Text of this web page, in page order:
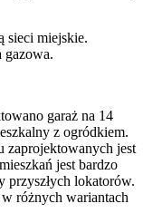
sieci miejskie.
gazowa.
garaż na 14
z ogródkiem.
zaprojektowanych jest
jest bardzo
przyszłych lokatorów.
różnych wariantach